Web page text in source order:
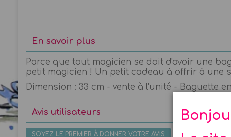
En savoir plus
Parce que tout magicien se doit d'avoir une
petit magicien ! Un petit cadeau à offrir à une
Dimension : 33 cm - vente à l'unité - Baguette
Avis utilisateurs
SOYEZ LE PREMIER À DONNER VOTRE AVIS